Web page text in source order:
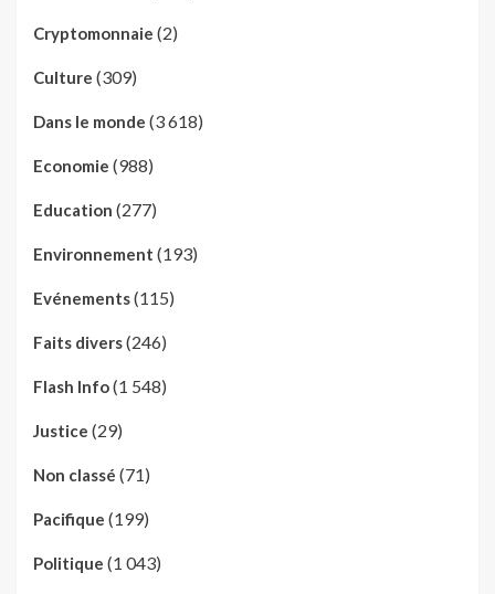
Cryptomonnaie (2)
Culture (309)
Dans le monde (3 618)
Economie (988)
Education (277)
Environnement (193)
Evénements(115)
Faits divers(246)
Flash Info(1 548)
Justice (29)
Non classé (71)
Pacifique (199)
Politique (1 043)